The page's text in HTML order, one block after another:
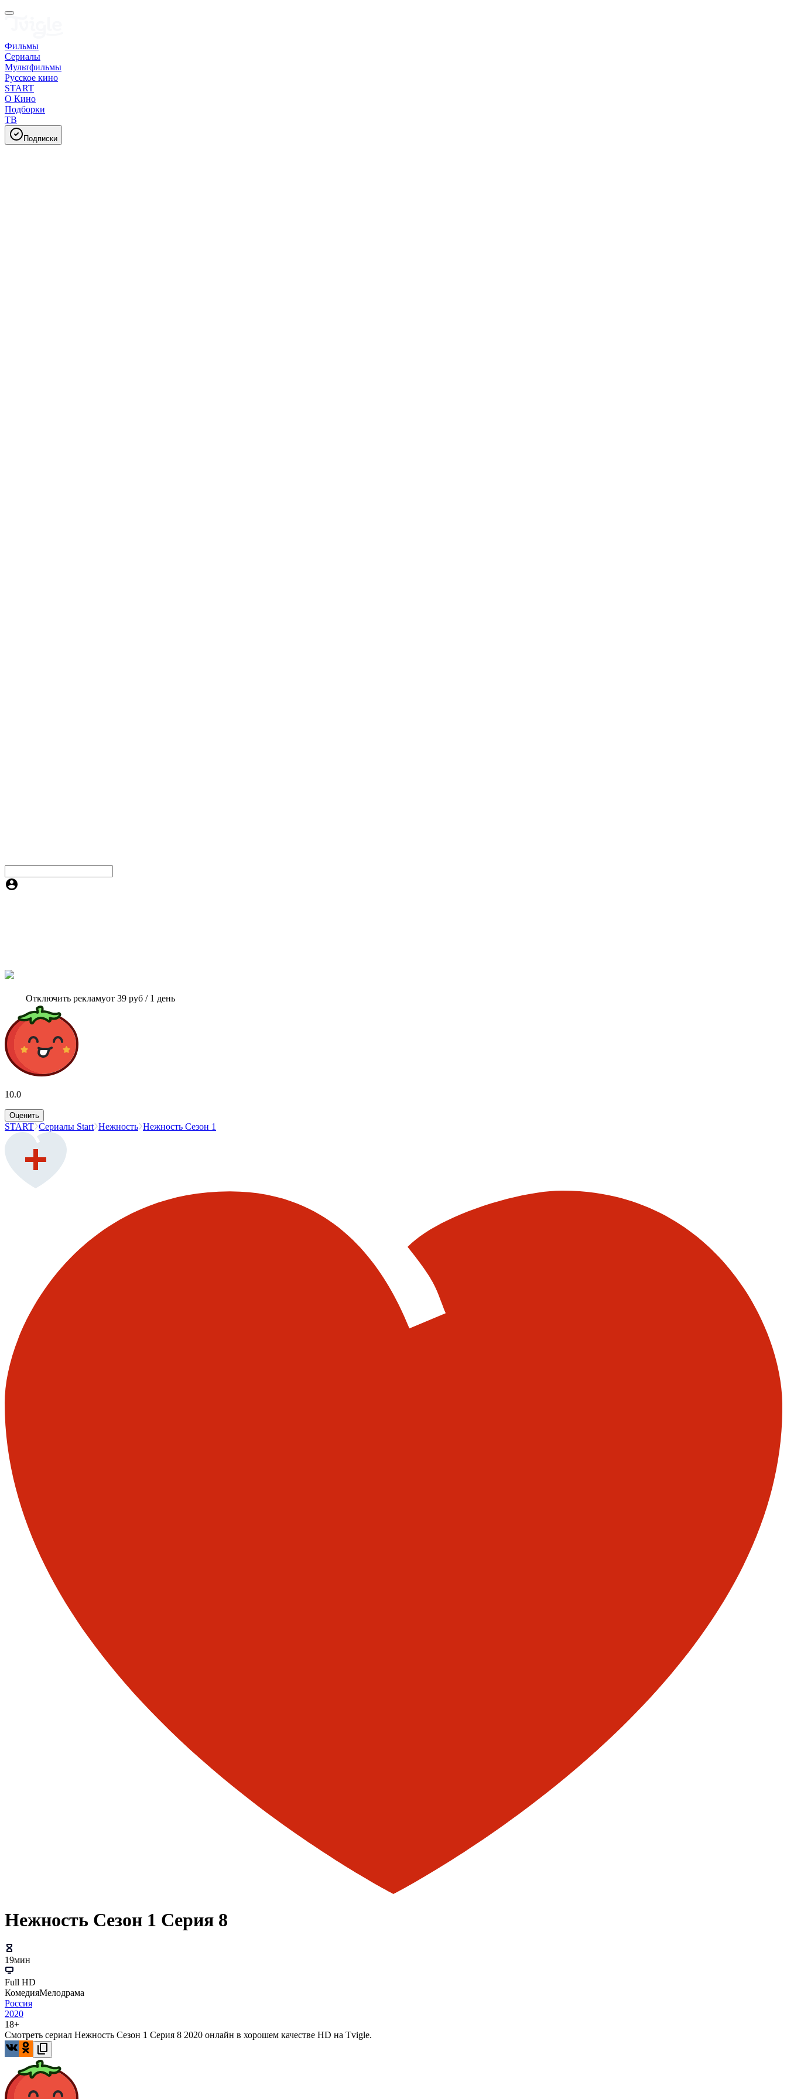
Фильмы
Сериалы
Мультфильмы
Русское кино
START
О Кино
Подборки
ТВ
Подписки
Отключить рекламуот 39 руб / 1 день
10.0
Оценить
START Сериалы Start Нежность Нежность Сезон 1
Нежность Сезон 1 Серия 8
19мин
Full HD
КомедияМелодрама
Россия
2020
18+
Смотреть сериал Нежность Сезон 1 Серия 8 2020 онлайн в хорошем качестве HD на Tvigle.